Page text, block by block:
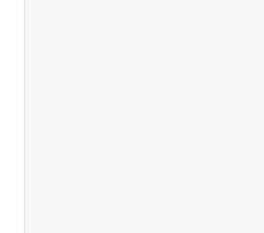
Europa moet identiteit